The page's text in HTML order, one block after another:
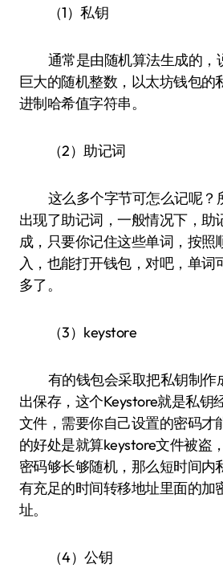
（1）私钥
通常是由随机算法生成的，
巨大的随机整数，以太坊钱包的
进制哈希值字符串。
（2）助记词
这么多个字节可怎么记呢？
出现了助记词，一般情况下，助
成，只要你记住这些单词，按照
入，也能打开钱包，对吧，单词
多了。
（3）keystore
有的钱包会采取把私钥制作
出保存，这个Keystore就是私钥
文件，需要你自己设置的密码才
的好处是就算keystore文件被盗
密码够长够随机，那么短时间内
有充足的时间转移地址里面的加
址。
（4）公钥